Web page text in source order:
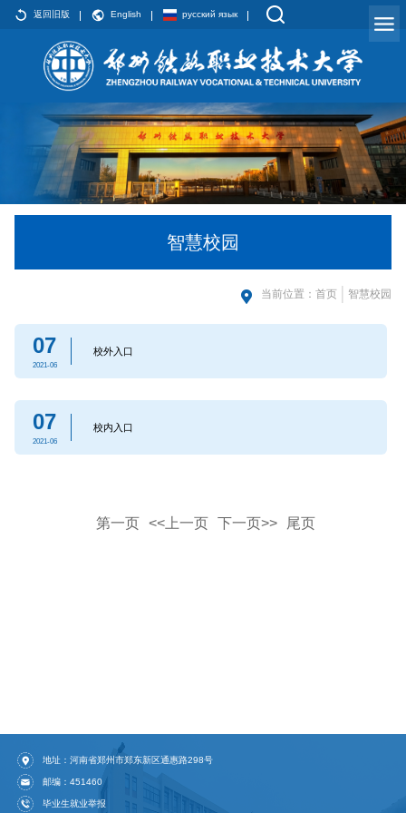
返回旧版 English русский язык
智慧校园
当前位置： 首页 智慧校园
07
2021-06
校外入口
07
2021-06
校内入口
第一页 <<上一页 下一页>> 尾页
地址：河南省郑州市郑东新区通惠路298号
邮编：451460
毕业生就业举报